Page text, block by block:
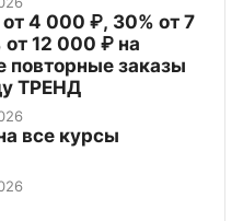
4 000 ₽, 30% от 7
12 000 ₽ на
повторные заказы
ТРЕНД
все курсы